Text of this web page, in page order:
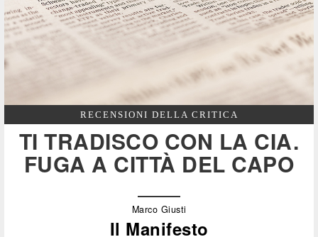
RECENSIONI DELLA CRITICA
TI TRADISCO CON LA CIA.
FUGA A CITTÀ DEL CAPO
Marco Giusti
Il Manifesto